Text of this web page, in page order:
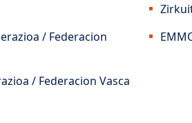
/ Federacion
/ Federacion Vasca